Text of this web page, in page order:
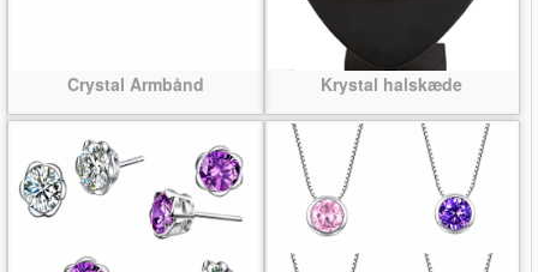
Crystal Armbånd Krystal halskæde